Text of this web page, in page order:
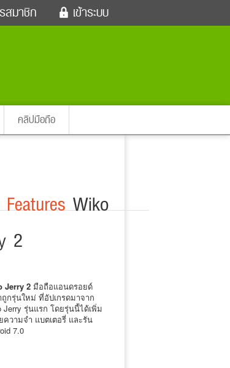
เข้าระบบ
สมาชิก
รา อินสตาแกรม
ด้วย Facebook
คลิปมือถือ
FeaturesWiko
2
Jerry 2 มือถือแอนดรอยด์
ถูกรุ่นใหม่ ที่อัปเกรดมาจาก
Jerry รุ่นแรก โดยรุ่นนี้ได้เพิ่ม
ความจำ แบตเตอรี่ และรัน
7.0